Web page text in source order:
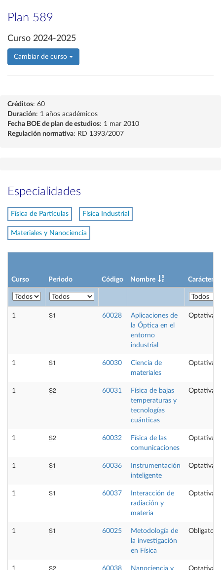
Plan 589
Curso 2024-2025
Cambiar de curso
Créditos: 60
Duración: 1 años académicos
Fecha BOE de plan de estudios: 1 mar 2010
Regulación normativa: RD 1393/2007
Especialidades
Física de Partículas Física Industrial
Materiales y Nanociencia
Curso Periodo Código Nombre Carácter
1 S1 60028
Aplicaciones de
la Óptica en el
entorno
industrial
Optativa
1 S1 60030
Ciencia de
materiales
Optativa
1 S2 60031
Física de bajas
temperaturas y
tecnologías
cuánticas
Optativa
1 S2 60032
Física de las
comunicaciones
Optativa
1 S1 60036
Instrumentación
inteligente
Optativa
1 S1 60037
Interacción de
radiación y
materia
Optativa
1 S1 60025
Metodología de
la investigación
en Física
Obligatoria
1 S2 60038
Nanociencia y
Optativa